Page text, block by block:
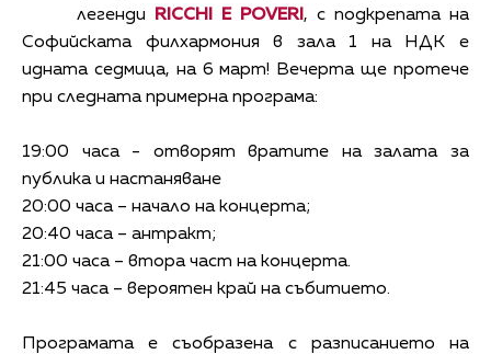
легенди
RICCHI E POVERI, с подкрепата на
Софийската филхармония в зала 1 на НДК е
идната седмица, на 6 март! Вечерта ще протече
при следната примерна програма:
19:00 часа - отворят вратите на залата за
публика и настаняване
20:00 часа – начало на концерта;
20:40 часа – антракт;
21:00 часа – втора част на концерта.
21:45 часа – вероятен край на събитието.
Програмата е съобразена с разписанието на